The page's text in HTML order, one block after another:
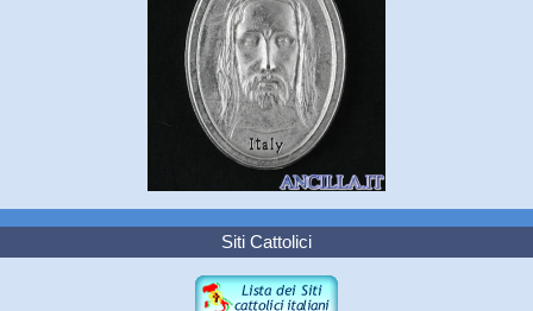
Siti Cattolici